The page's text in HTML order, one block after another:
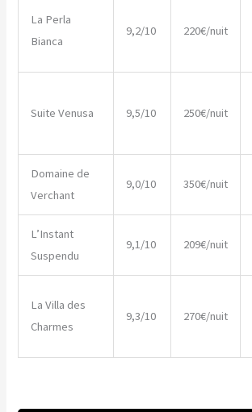
La Perla
Bianca
9,2/10 220€/nuit
Suite Venusa 9,5/10 250€/nuit
Domaine de
Verchant
9,0/10 350€/nuit
L’Instant
Suspendu
9,1/10 209€/nuit
La Villa des
Charmes
9,3/10 270€/nuit